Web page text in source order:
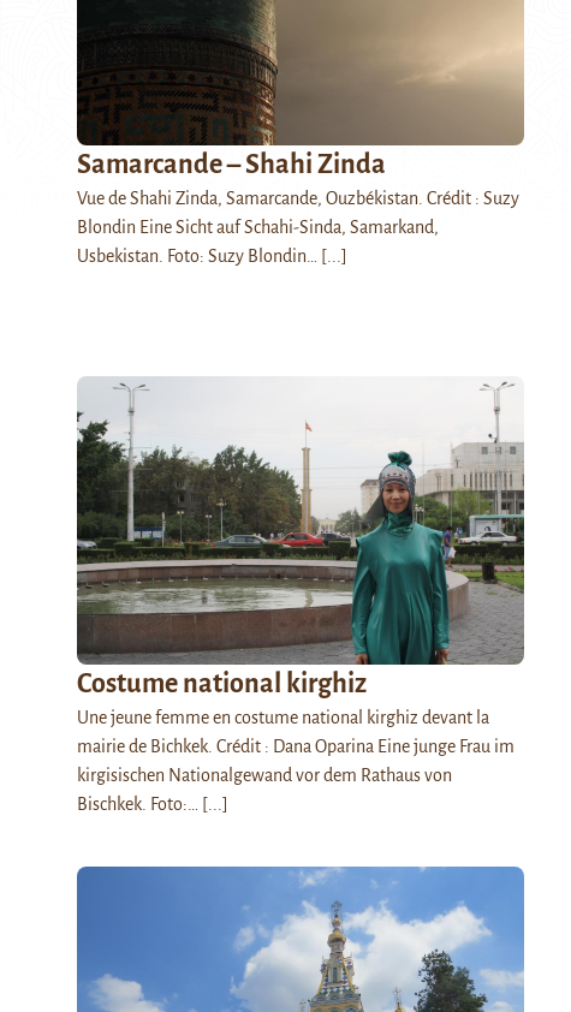
Samarcande – Shahi Zinda
Vue de Shahi Zinda, Samarcande, Ouzbékistan. Crédit : Suzy
Blondin Eine Sicht auf Schahi-Sinda, Samarkand,
Usbekistan. Foto: Suzy Blondin…
[...]
Costume national kirghiz
Une jeune femme en costume national kirghiz devant la
mairie de Bichkek. Crédit : Dana Oparina Eine junge Frau im
kirgisischen Nationalgewand vor dem Rathaus von
Bischkek. Foto:…
[...]